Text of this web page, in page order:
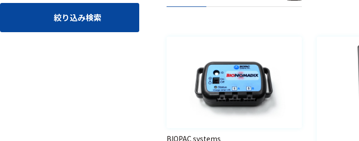
絞り込み検索
BIOPAC systems